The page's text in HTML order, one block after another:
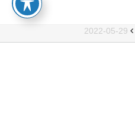
2022-05-29